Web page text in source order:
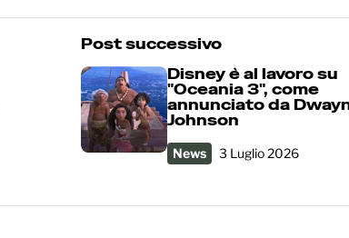
Post successivo
Disney è al lavoro su
"Oceania 3", come
annunciato da
Johnson
News 3 Luglio 2026